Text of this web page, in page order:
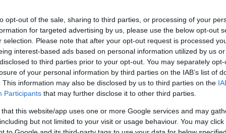
opt-out of the sale, sharing to third parties, or processing of your
for targeted advertising by us, please use the below opt-out
selection. Please note that after your opt-out request is processed
interest-based ads based on personal information utilized by us
to third parties prior to your opt-out. You may separately
of your personal information by third parties on the IAB’s list of
This information may also be disclosed by us to third parties on the
Participants that may further disclose it to other third parties.
that this website/app uses one or more Google services and may
but not limited to your visit or usage behaviour. You may
εξειδικευμένους εργασιακούς συμβούλους και
Μεσαίων και Μεγάλων Επιχειρήσεων
τις δράσεις και υπηρεσίες της ΔΥΠΑ.
που αναζητούνπροσωπικό, θα μπορούν
με μεγάλο αριθμό υποψηφίων για την κάλυψη των